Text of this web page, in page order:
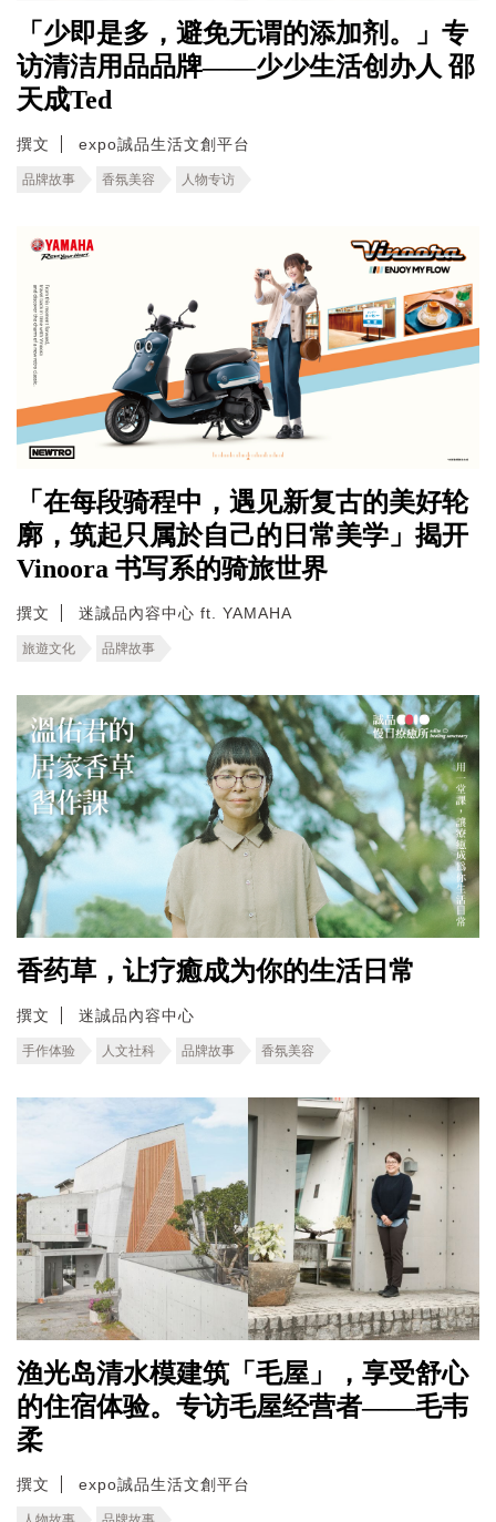
「少即是多，避免无谓的添加剂。」专
访清洁用品品牌——少少生活创办人 邵
天成Ted
撰文 expo誠品生活文創平台
品牌故事 香氛美容 人物专访
「在每段骑程中，遇见新复古的美好轮
廓，筑起只属於自己的日常美学」揭开
Vinoora 书写系的骑旅世界
撰文 迷誠品內容中心 ft. YAMAHA
旅遊文化 品牌故事
香药草，让疗癒成为你的生活日常
撰文 迷誠品內容中心
手作体验 人文社科 品牌故事 香氛美容
渔光岛清水模建筑「毛屋」，享受舒心
的住宿体验。专访毛屋经营者——毛韦
柔
撰文 expo誠品生活文創平台